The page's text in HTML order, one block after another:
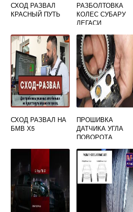
СХОД РАЗВАЛ
КРАСНЫЙ ПУТЬ
РАЗБОЛТОВКА
КОЛЕС СУБАРУ
ЛЕГАСИ
СХОД РАЗВАЛ НА
БМВ Х5
ПРОШИВКА
ДАТЧИКА УГЛА
ПОВОРОТА
КОЛЕСА ТОЙОТА